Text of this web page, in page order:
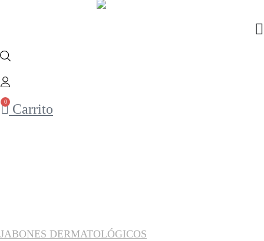
0 Carrito
JABONES DERMATOLÓGICOS